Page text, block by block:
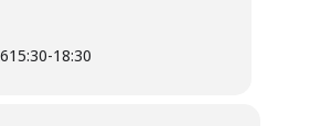
15:30-18:30